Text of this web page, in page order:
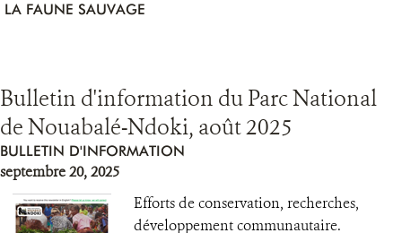
LA FAUNE SAUVAGE
Bulletin d'information du Parc National
de Nouabalé-Ndoki, août 2025
BULLETIN D'INFORMATION
septembre 20, 2025
Efforts de conservation, recherches,
développement communautaire.